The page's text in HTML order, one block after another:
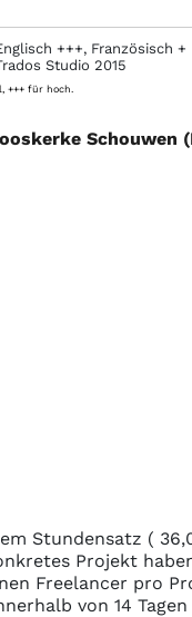
+++, Französisch +
Studio 2015
+++ für hoch.
Schouwen
Stundensatz (
Projekt
Freelancer pro
von 14